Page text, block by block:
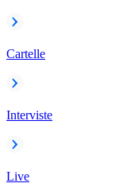
Cartelle
Interviste
Live